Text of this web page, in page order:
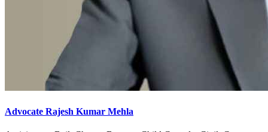
Advocate Rajesh Kumar Mehla